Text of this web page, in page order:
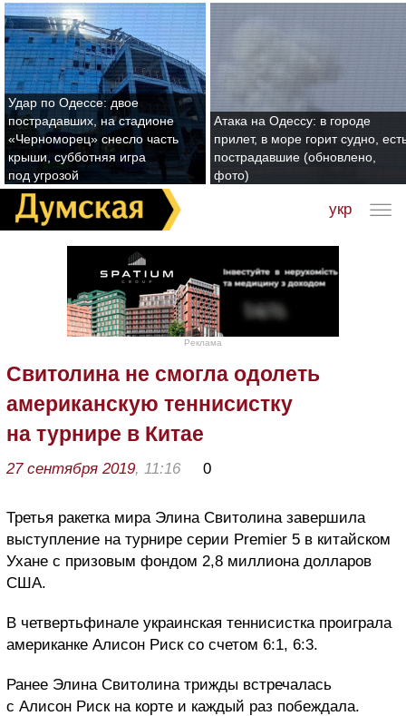
Удар по Одессе: двое
пострадавших, на стадионе
«Черноморец» снесло часть
крыши, субботняя игра
под угрозой
Атака на Одессу: в городе
прилет, в море горит судно,
пострадавшие (обновлено,
фото)
укр
Реклама
Свитолина не смогла одолеть
американскую теннисистку
на турнире в Китае
27 сентября 2019, 11:16 0
Третья ракетка мира Элина Свитолина завершила
выступление на турнире серии Premier 5 в китайском
Ухане с призовым фондом 2,8 миллиона долларов
США.
В четвертьфинале украинская теннисистка проиграла
американке Алисон Риск со счетом 6:1, 6:3.
Ранее Элина Свитолина трижды встречалась
с Алисон Риск на корте и каждый раз побеждала.